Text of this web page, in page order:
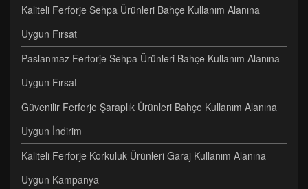
Kaliteli Ferforje Sehpa Ürünleri Bahçe Kullanım Alanına
Uygun Fırsat
Paslanmaz Ferforje Sehpa Ürünleri Bahçe Kullanım Alanına
Uygun Fırsat
Güvenilir Ferforje Şaraplık Ürünleri Bahçe Kullanım Alanına
Uygun İndirim
Kaliteli Ferforje Korkuluk Ürünleri Garaj Kullanım Alanına
Uygun Kampanya